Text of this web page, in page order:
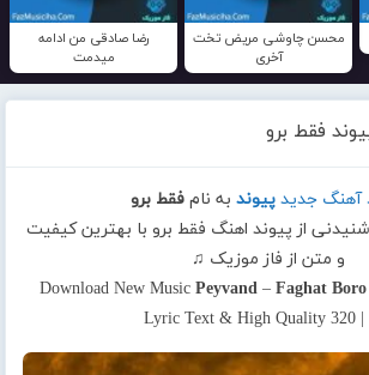
محسن چاوشی مریض تخت
آخری
رضا صادقی من ادامه
میدمت
فقط برو
آهنگ جدید پیوند به نام فقط برو
شنیدنی از پیوند اهنگ فقط برو با بهترین کیفیت
و متن از فاز موزیک ♫
Download New Music Peyvand– Faghat Boro
Lyric Text & High Quality 320 |